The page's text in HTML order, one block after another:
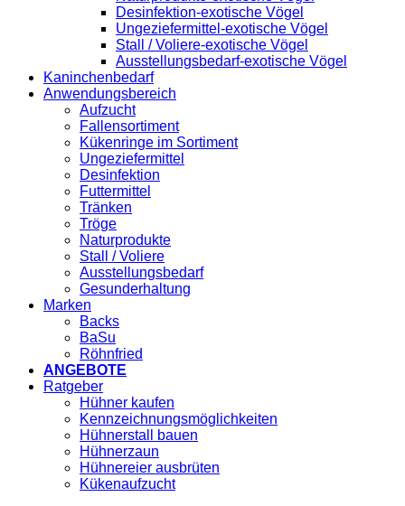
Desinfektion-exotische Vögel
Ungeziefermittel-exotische Vögel
Stall / Voliere-exotische Vögel
Ausstellungsbedarf-exotische Vögel
Kaninchenbedarf
Anwendungsbereich
Aufzucht
Fallensortiment
Kükenringe im Sortiment
Ungeziefermittel
Desinfektion
Futtermittel
Tränken
Tröge
Naturprodukte
Stall / Voliere
Ausstellungsbedarf
Gesunderhaltung
Marken
Backs
BaSu
Röhnfried
ANGEBOTE
Ratgeber
Hühner kaufen
Kennzeichnungsmöglichkeiten
Hühnerstall bauen
Hühnerzaun
Hühnereier ausbrüten
Kükenaufzucht